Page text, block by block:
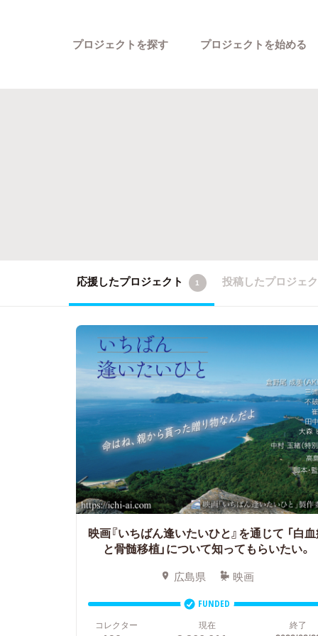
プロジェクトを探す プロジェクトを始める
応援したプロジェクト 1 投稿したプロジェ
映画『いちばん逢いたいひと』を通じて 「白
と骨髄移植」について知ってもらいたい。
広島県 映画
FUNDED
コレクター
現在 終了